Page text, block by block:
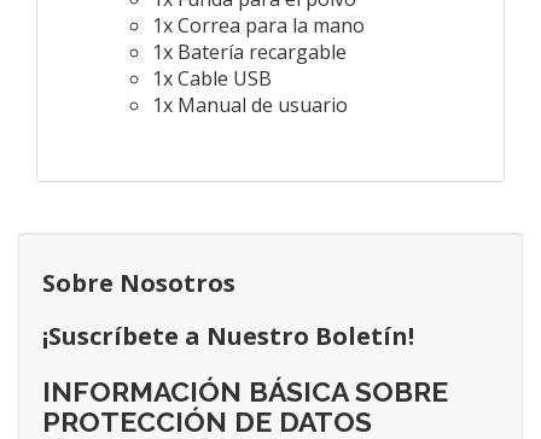
1x Correa para la mano
1x Batería recargable
1x Cable USB
1x Manual de usuario
Sobre Nosotros
¡Suscríbete a Nuestro Boletín!
INFORMACIÓN BÁSICA SOBRE
PROTECCIÓN DE DATOS